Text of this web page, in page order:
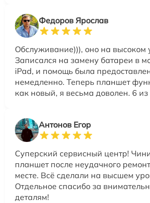
Федоров Ярослав
Обслуживание))), оно на высоком
Записался на замену батареи в
iPad, и помощь была
немедленно. Теперь планшет
как новый, я весьма доволен. 6 из
Антонов Егор
Суперский сервисный центр!
планшет после неудачного
месте. Всё сделали на высшем
Отдельное спасибо за
деталям!